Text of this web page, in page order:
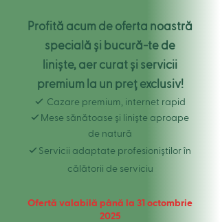
Profită acum de oferta noastră
specială și bucură-te de
liniște, aer curat și servicii
premium la un preț exclusiv!
✓Cazare premium, internet rapid
✓ Mese sănătoase și liniște aproape
de natură
✓ Servicii adaptate profesioniștilor în
călătorii de serviciu
Ofertă valabilă până la 31 octombrie
2025